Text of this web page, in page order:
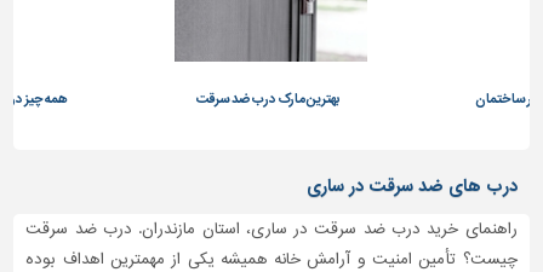
سازه
سایر
ساختمان بهترین مارک درب ضد سرقت همه چیز در
درب های ضد سرقت در ساری
راهنمای خرید درب ضد سرقت در ساری، استان مازندران. درب ضد سرقت
چیست؟ تأمین امنیت و آرامش خانه همیشه یکی از مهمترین اهداف بوده